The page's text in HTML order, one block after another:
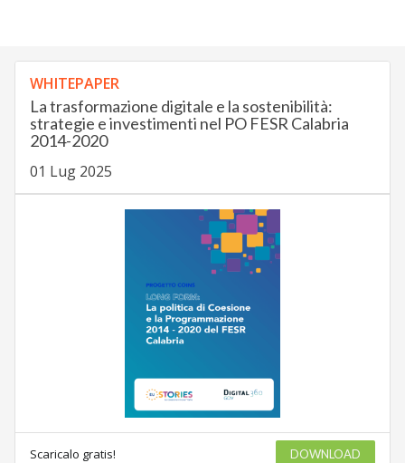
WHITEPAPER
La trasformazione digitale e la sostenibilità:
strategie e investimenti nel PO FESR Calabria
2014-2020
01 Lug 2025
Scaricalo gratis! DOWNLOAD